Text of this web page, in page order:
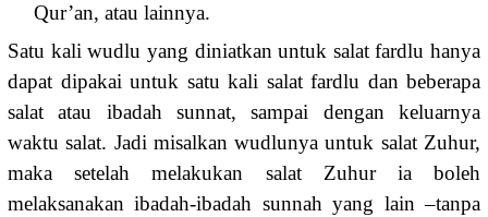
Qur’an, atau lainnya.
Satu kali wudlu yang diniatkan untuk salat fardlu hanya
dapat dipakai untuk satu kali salat fardlu dan beberapa
salat atau ibadah sunnat, sampai dengan keluarnya
waktu salat. Jadi misalkan wudlunya untuk salat Zuhur,
maka setelah melakukan salat Zuhur ia boleh
melaksanakan ibadah-ibadah sunnah yang lain –tanpa